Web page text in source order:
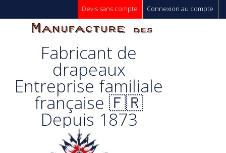
Connexion au compte
Devis sans compte
Manufacture
Des
Drapeaux
Unic s.a.
Fabricant de
drapeaux
Entreprise familiale
française 🇫🇷
Depuis 1873